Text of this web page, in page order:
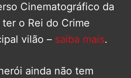
Cinematográfico da
o Rei do Crime
vilão – saiba mais.
ainda não tem